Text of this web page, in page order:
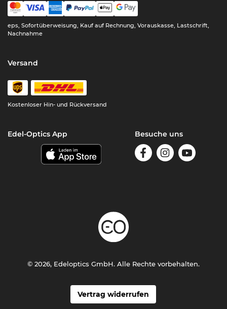
eps, Sofortüberweisung, Kauf auf Rechnung, Vorauskasse, Lastschrift,
Nachnahme
Versand
Kostenloser Hin- und Rückversand
Edel-Optics App Besuche uns
Vertrag widerrufen
© 2026, Edeloptics GmbH. Alle Rechte vorbehalten.